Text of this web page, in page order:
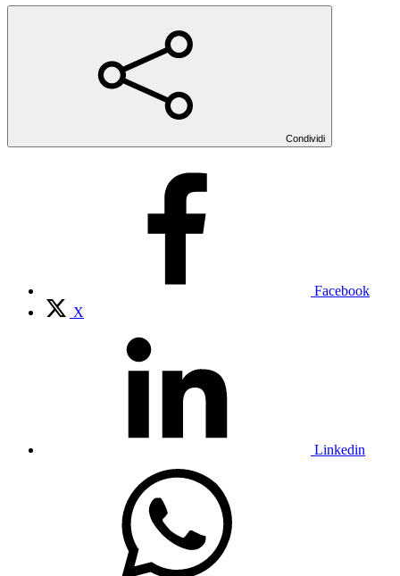
Condividi
Facebook
X
Linkedin